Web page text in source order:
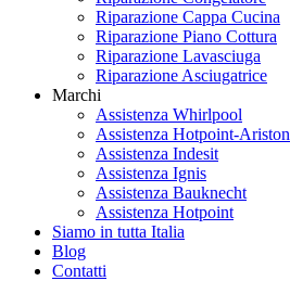
Riparazione Cappa Cucina
Riparazione Piano Cottura
Riparazione Lavasciuga
Riparazione Asciugatrice
Marchi
Assistenza Whirlpool
Assistenza Hotpoint-Ariston
Assistenza Indesit
Assistenza Ignis
Assistenza Bauknecht
Assistenza Hotpoint
Siamo in tutta Italia
Blog
Contatti